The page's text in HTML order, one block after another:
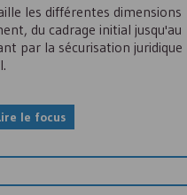
les différentes dimensions
du cadrage initial jusqu'au
par la sécurisation juridique
le focus